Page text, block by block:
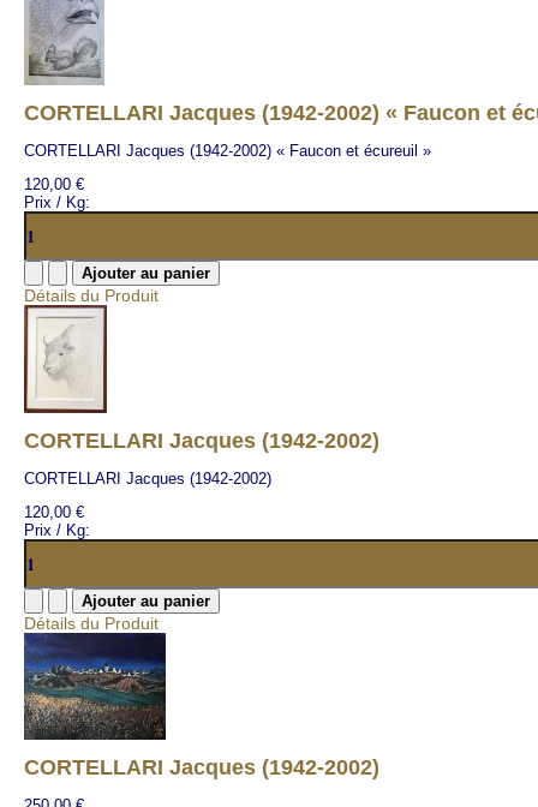
CORTELLARI Jacques (1942-2002) « Faucon et
CORTELLARI Jacques (1942-2002) « Faucon et écureuil »
120,00 €
Prix / Kg:
Détails du Produit
CORTELLARI Jacques (1942-2002)
CORTELLARI Jacques (1942-2002)
120,00 €
Prix / Kg:
Détails du Produit
CORTELLARI Jacques (1942-2002)